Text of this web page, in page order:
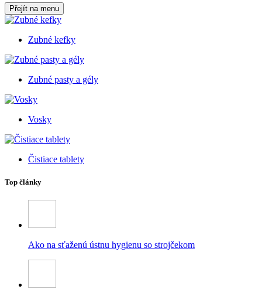
Přejít na menu
Zubné kefky
Zubné pasty a gély
Vosky
Čistiace tablety
Top články
Ako na sťaženú ústnu hygienu so strojčekom